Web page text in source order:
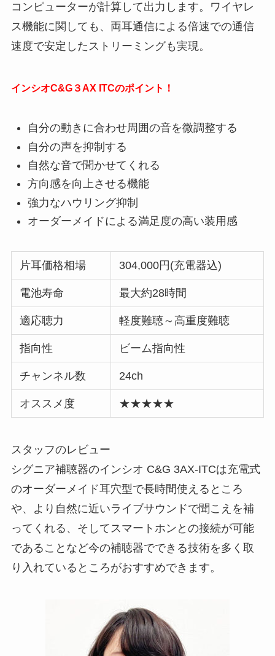
コンピューターが計算して出力します。ワイヤレ
ス機能に関しても、両耳通信による倍速での通信
速度で安定したストリーミングも実現。
インシオC&G３AX ITCのポイント！
自分の動きに合わせ周囲の音を微調整する
自分の声を抑制する
自然な音で聞かせてくれる
方向感を向上させる機能
強力なハウリング抑制
オーダーメイドによる満足度の高い装用感
片耳価格相場 304,000円(充電器込)
電池寿命 最大約28時間
適応聴力 軽度難聴～高重度難聴
指向性 ビーム指向性
チャンネル数 24ch
オススメ度 ★★★★★
スタッフのレビュー
シグニア補聴器のインシオ C&G 3AX-ITCは充電式
のオーダーメイド耳穴型で長時間使えるところ
や、より自然に近いライブサウンドで聞こえを補
ってくれる、そしてスマートホンとの接続が可能
であることなど今の補聴器でできる技術を多く取
り入れているところがおすすめできます。